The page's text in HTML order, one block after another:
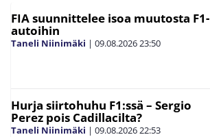
FIA suunnittelee isoa muutosta F1-
autoihin
Taneli Niinimäki | 09.08.202623:50
Hurja siirtohuhu F1:ssä – Sergio
Perez pois Cadillacilta?
Taneli Niinimäki | 09.08.202622:53